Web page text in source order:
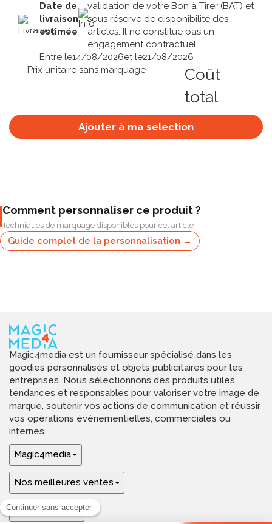
Date de
livraison
estimée
validation de votre Bon à Tirer (BAT) et
sous réserve de disponibilité des
articles. Il ne constitue pas un
engagement contractuel.
Entre le14/08/2026et le21/08/2026
Prix unitaire sans marquage
Coût
total
Ajouter à ma selection
Comment personnaliser ce produit ?
Techniques de marquage disponibles pour cet article
Guide complet de la personnalisation →
Magic4media est un fournisseur spécialisé dans les
goodies personnalisés et objets publicitaires pour les
entreprises. Nous sélectionnons des produits utiles,
tendances et responsables pour valoriser votre image de
marque, soutenir vos actions de communication et réussir
vos opérations événementielles, commerciales ou
internes.
Magic4media
Nos meilleures ventes
Guides & aide